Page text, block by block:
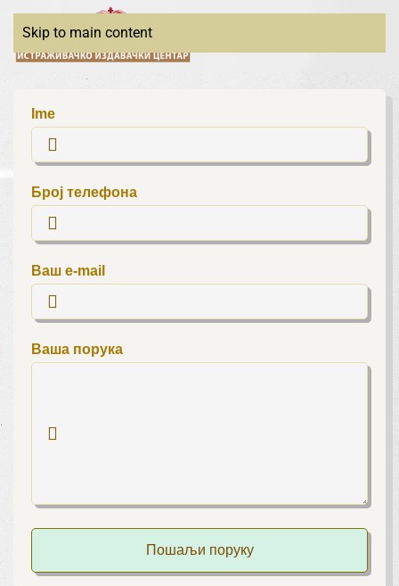
Skip to main content
Ime
Број телефона
Ваш e-mail
Ваша порука
Пошаљи поруку